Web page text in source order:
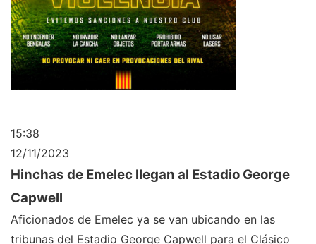
15:38
12/11/2023
Hinchas de Emelec llegan al Estadio George
Capwell
Aficionados de Emelec ya se van ubicando en las
tribunas del Estadio George Capwell para el Clásico